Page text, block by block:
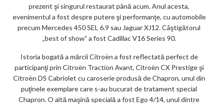
prezent şi singurul restaurat până acum. Anul acesta,
evenimentul a fost despre putere şi performanţe, cu automobile
precum Mercedes 450 SEL 6.9 sau Jaguar XJ12. Câştigătorul
„best of show” a fost Cadillac V16 Series 90.
Istoria bogată a mărcii Citroën a fost reflectată perfect de
participanţi prin Citroën Traction Avant, Citroën CX Prestige şi
Citroën DS Cabriolet cu caroserie produsă de Chapron, unul din
puţinele exemplare care s-au bucurat de tratament special
Chapron. O altă maşină specială a fost Ego 4/14, unul dintre